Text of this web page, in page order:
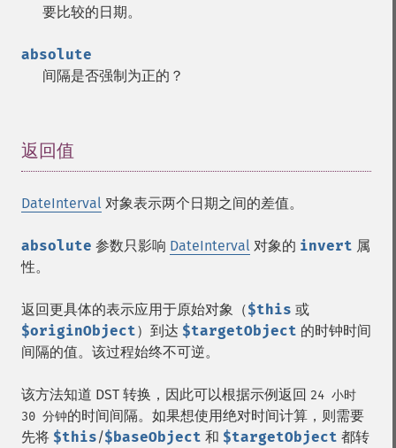
要比较的日期。
absolute
间隔是否强制为正的？
返回值
DateInterval 对象表示两个日期之间的差值。
absolute 参数只影响 DateInterval 对象的 invert 属
性。
返回更具体的表示应用于原始对象（$this 或
$originObject）到达 $targetObject 的时钟时间
间隔的值。该过程始终不可逆。
该方法知道 DST 转换，因此可以根据示例返回 24 小时
30 分钟的时间间隔。如果想使用绝对时间计算，则需要
先将 $this/$baseObject 和 $targetObject 都转